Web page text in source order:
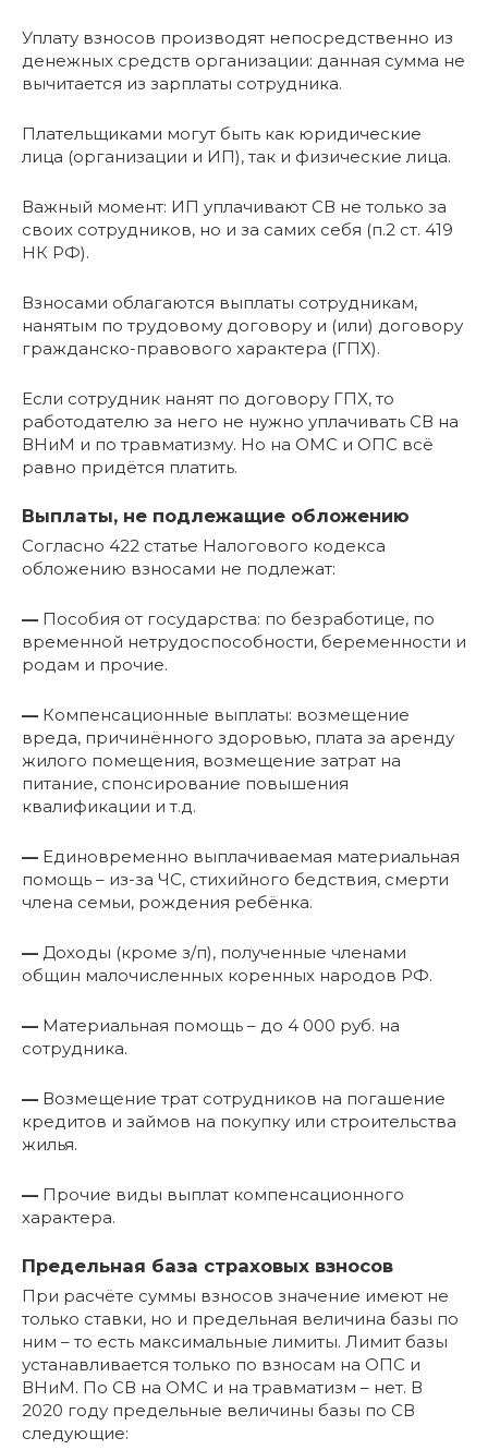
Уплату взносов производят непосредственно из
денежных средств организации: данная сумма не
вычитается из зарплаты сотрудника.
Плательщиками могут быть как юридические
лица (организации и ИП), так и физические лица.
Важный момент: ИП уплачивают СВ не только за
своих сотрудников, но и за самих себя (п.2 ст. 419
НК РФ).
Взносами облагаются выплаты сотрудникам,
нанятым по трудовому договору и (или) договору
гражданско-правового характера (ГПХ).
Если сотрудник нанят по договору ГПХ, то
работодателю за него не нужно уплачивать СВ на
ВНиМ и по травматизму. Но на ОМС и ОПС всё
равно придётся платить.
Выплаты, не подлежащие обложению
Согласно 422 статье Налогового кодекса
обложению взносами не подлежат:
— Пособия от государства: по безработице, по
временной нетрудоспособности, беременности и
родам и прочие.
— Компенсационные выплаты: возмещение
вреда, причинённого здоровью, плата за аренду
жилого помещения, возмещение затрат на
питание, спонсирование повышения
квалификации и т.д.
— Единовременно выплачиваемая материальная
помощь – из-за ЧС, стихийного бедствия, смерти
члена семьи, рождения ребёнка.
— Доходы (кроме з/п), полученные членами
общин малочисленных коренных народов РФ.
— Материальная помощь – до 4 000 руб. на
сотрудника.
— Возмещение трат сотрудников на погашение
кредитов и займов на покупку или строительства
жилья.
— Прочие виды выплат компенсационного
характера.
Предельная база страховых взносов
При расчёте суммы взносов значение имеют не
только ставки, но и предельная величина базы по
ним – то есть максимальные лимиты. Лимит базы
устанавливается только по взносам на ОПС и
ВНиМ. По СВ на ОМС и на травматизм – нет. В
2020 году предельные величины базы по СВ
следующие: